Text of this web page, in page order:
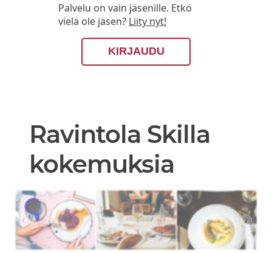
Palvelu on vain jäsenille. Etkö
vielä ole jäsen? Liity nyt!
KIRJAUDU
Ravintola Skilla
kokemuksia